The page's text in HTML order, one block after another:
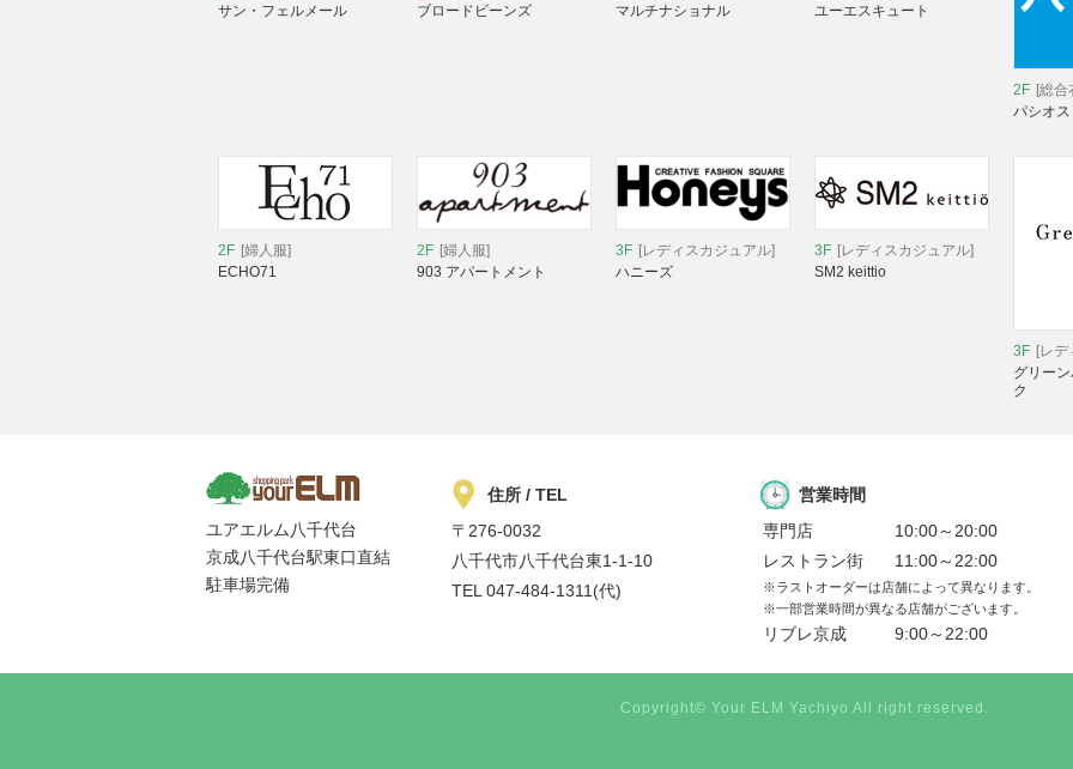
サン・フェルメール
ブロードビーンズ
マルチナショナル
ユーエスキュート
2F [総合
パシオス
2F [婦人服]
ECHO71
2F [婦人服]
903 アパートメント
3F [レディスカジュアル]
ハニーズ
3F [レディスカジュアル]
SM2 keittio
3F [レ
グリー
ク
ユアエルム八千代台
京成八千代台駅東口直結
駐車場完備
住所 / TEL
〒276-0032
八千代市八千代台東1-1-10
TEL 047-484-1311 (代)
営業時間
専門店
10:00～20:00
レストラン街
11:00～22:00
※ラストオーダーは店舗によって異なります。
※一部営業時間が異なる店舗がございます。
リブレ京成 9:00～22:00
Copyright© Your ELM Yachiyo All right reserved.